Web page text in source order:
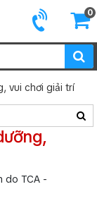
0
vui chơi giải trí
do TCA -